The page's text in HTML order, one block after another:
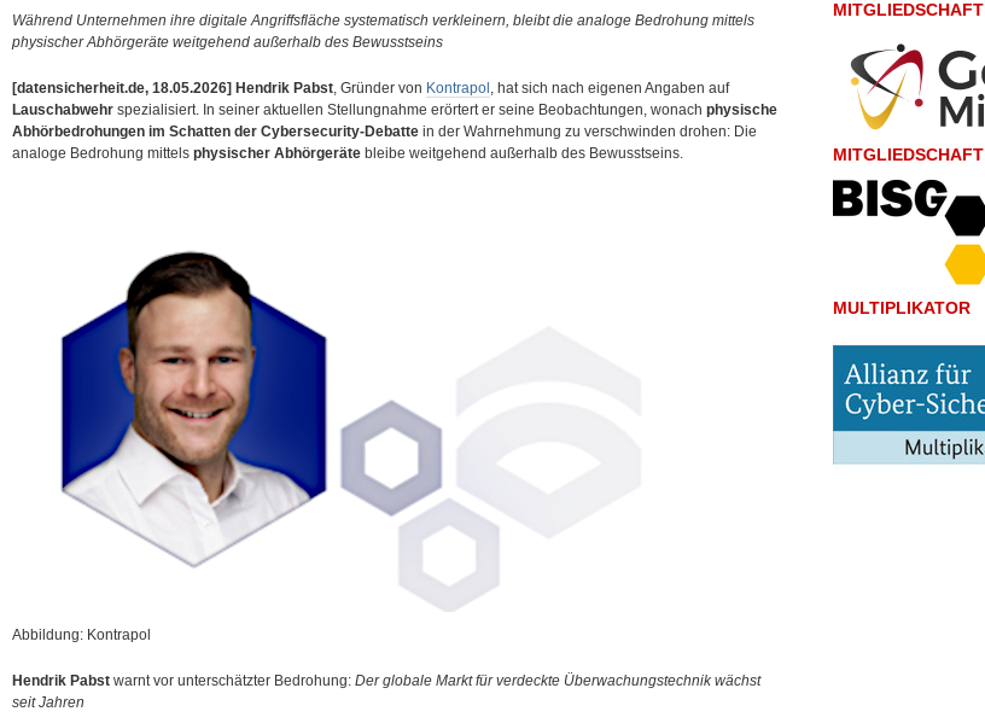
Während Unternehmen ihre digitale Angriffsfläche systematisch verkleinern, bleibt die analoge Bedrohung mittels
physischer Abhörgeräte weitgehend außerhalb des Bewusstseins
[datensicherheit.de, 18.05.2026] Hendrik Pabst, Gründer von Kontrapol , hat sich nach eigenen Angaben auf
Lauschabwehr spezialisiert. In seiner aktuellen Stellungnahme erörtert er seine Beobachtungen, wonach physische
Abhörbedrohungen im Schatten der Cybersecurity-Debatte in der Wahrnehmung zu verschwinden drohen: Die
analoge Bedrohung mittels physischer Abhörgeräte bleibe weitgehend außerhalb des Bewusstseins.
Abbildung: Kontrapol
Hendrik Pabst warnt vor unterschätzter Bedrohung: Der globale Markt für verdeckte Überwachungstechnik wächst
seit Jahren
MITGLIEDSCHAFT
MITGLIEDSCHAFT
MULTIPLIKATOR